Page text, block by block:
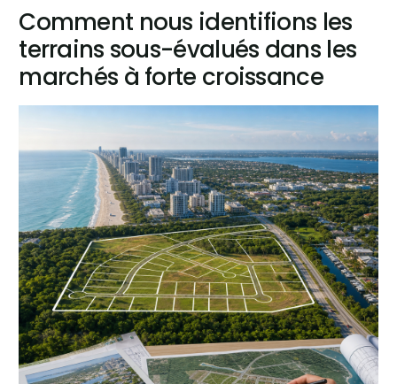
Comment nous identifions les
terrains sous-évalués dans les
marchés à forte croissance